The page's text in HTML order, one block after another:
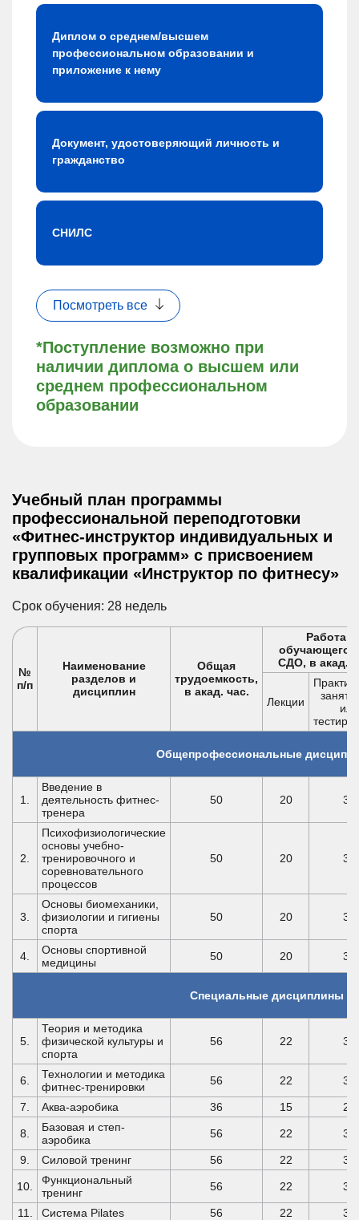
*Поступление возможно при
наличии диплома о высшем или
среднем профессиональном
образовании
Диплом о среднем/высшем
профессиональном образовании и
приложение к нему
Документ, удостоверяющий личность и
гражданство
СНИЛС
Посмотреть все
Учебный план программы
профессиональной переподготовки
«Фитнес-инструктор индивидуальных и
групповых программ» с присвоением
квалификации «Инструктор по фитнесу»
Срок обучения: 28 недель
№
п/п
Наименование
разделов и
дисциплин
Общая
трудоемкость,
в акад. час.
Работа
СДО, в акад.
Лекции
или
Общепрофессиональные
1.
Введение в
деятельность фитнес-
тренера
50 20 30
2.
Психофизиологические
основы учебно-
тренировочного и
соревновательного
процессов
50 20 30
3.
Основы биомеханики,
физиологии и гигиены
спорта
50 20 30
4.
Основы спортивной
медицины
50 20 30
Специальные дисциплины
5.
Теория и методика
физической культуры и
спорта
56 22 34
6.
Технологии и методика
фитнес-тренировки
56 22 34
7. Аква-аэробика 36 15 21
8.
Базовая и степ-
аэробика
56 22 34
9. Силовой тренинг 56 22 34
10.
Функциональный
тренинг
56 22 34
11. Система Pilates 56 22
34